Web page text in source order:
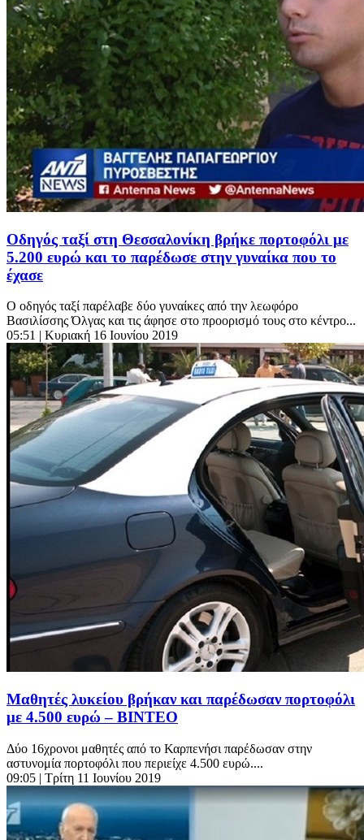
Οδηγός ταξί στη Θεσσαλονίκη βρήκε πορτοφόλι με
5.200 ευρώ και το παρέδωσε στην γυναίκα που το
έχασε
Ο οδηγός ταξί παρέλαβε δύο γυναίκες από την λεωφόρο
Βασιλίσσης Όλγας και τις άφησε στο προορισμό τους στο κέντρο...
05:51 | Κυριακή 16 Ιουνίου 2019
Μαθητές λυκείου βρήκαν και παρέδωσαν πορτοφόλι
με 4.500 ευρώ – ΒΙΝΤΕΟ
Δύο 16χρονοι μαθητές από το Καρπενήσι παρέδωσαν στην
αστυνομία πορτοφόλι που περιείχε 4.500 ευρώ....
09:05 | Τρίτη 11 Ιουνίου 2019